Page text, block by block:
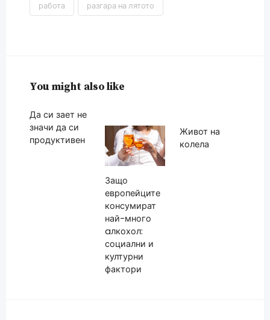
работа разгара на лятото
You might also like
Да си зает не
значи да си
продуктивен
Защо
европейците
консумират
най-много
aлкохол:
социални и
културни
фактори
Живот на
колела